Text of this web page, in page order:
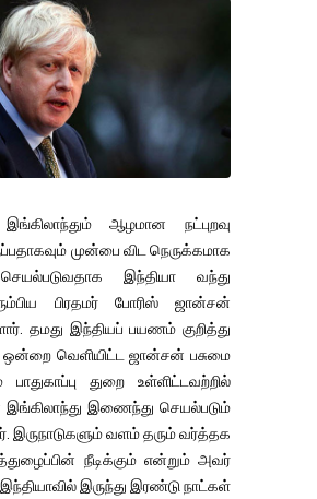
இங்கிலாந்தும் ஆழமான நட்புறவு
முன்பை விட நெருக்கமாக
இந்தியா வந்து
பிரதமர் போரிஸ் ஜான்சன்
தமது இந்தியப் பயணம் குறித்து
ஒன்றை வெளியிட்ட ஜான்சன் பசுமை
பாதுகாப்பு துறை உள்ளிட்டவற்றில்
இங்கிலாந்து இணைந்து செயல்படும்
இருநாடுகளும் வளம் தரும் வர்த்தக
நீடிக்கும் என்றும் அவர்
இந்தியாவில் இருந்து இரண்டு நாட்கள்